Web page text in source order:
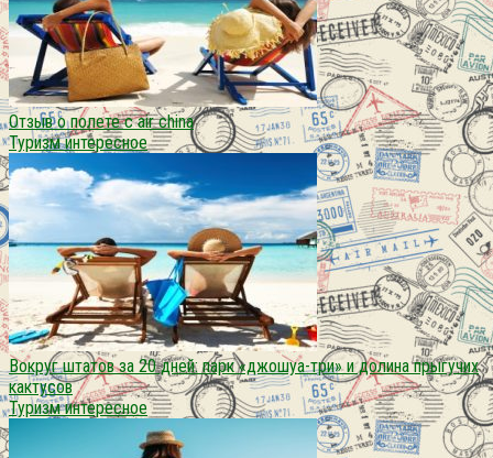
Отзыв о полете с air china
Туризм интересное
Вокруг штатов за 20 дней: парк «джошуа-три» и долина прыгучих
кактусов
Туризм интересное